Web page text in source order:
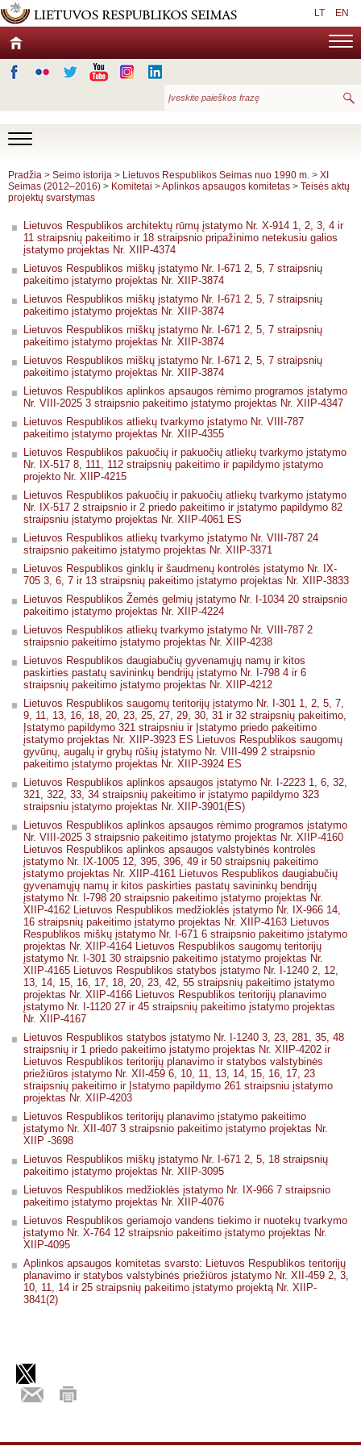
LT EN
Pradžia > Seimo istorija > Lietuvos Respublikos Seimas nuo 1990 m. > XI
Seimas (2012–2016) > Komitetai >Aplinkos apsaugos komitetas > Teisės aktų
projektų svarstymas
Lietuvos Respublikos architektų rūmų įstatymo Nr. X-914 1, 2, 3, 4 ir
11 straipsnių pakeitimo ir 18 straipsnio pripažinimo netekusiu galios
įstatymo projektas Nr. XIIP-4374
Lietuvos Respublikos miškų įstatymo Nr. I-671 2, 5, 7 straipsnių
pakeitimo įstatymo projektas Nr. XIIP-3874
Lietuvos Respublikos miškų įstatymo Nr. I-671 2, 5, 7 straipsnių
pakeitimo įstatymo projektas Nr. XIIP-3874
Lietuvos Respublikos miškų įstatymo Nr. I-671 2, 5, 7 straipsnių
pakeitimo įstatymo projektas Nr. XIIP-3874
Lietuvos Respublikos miškų įstatymo Nr. I-671 2, 5, 7 straipsnių
pakeitimo įstatymo projektas Nr. XIIP-3874
Lietuvos Respublikos aplinkos apsaugos rėmimo programos įstatymo
Nr. VIII-2025 3 straipsnio pakeitimo įstatymo projektas Nr. XIIP-4347
Lietuvos Respublikos atliekų tvarkymo įstatymo Nr. VIII-787
pakeitimo įstatymo projektas Nr. XIIP-4355
Lietuvos Respublikos pakuočių ir pakuočių atliekų tvarkymo įstatymo
Nr. IX-517 8, 111, 112 straipsnių pakeitimo ir papildymo įstatymo
projekto Nr. XIIP-4215
Lietuvos Respublikos pakuočių ir pakuočių atliekų tvarkymo įstatymo
Nr. IX-517 2 straipsnio ir 2 priedo pakeitimo ir įstatymo papildymo 82
straipsniu įstatymo projektas Nr. XIIP-4061 ES
Lietuvos Respublikos atliekų tvarkymo įstatymo Nr. VIII-787 24
straipsnio pakeitimo įstatymo projektas Nr. XIIP-3371
Lietuvos Respublikos ginklų ir šaudmenų kontrolės įstatymo Nr. IX-
705 3, 6, 7 ir 13 straipsnių pakeitimo įstatymo projektas Nr. XIIP-3833
Lietuvos Respublikos Žemės gelmių įstatymo Nr. I-1034 20 straipsnio
pakeitimo įstatymo projektas Nr. XIIP-4224
Lietuvos Respublikos atliekų tvarkymo įstatymo Nr. VIII-787 2
straipsnio pakeitimo įstatymo projektas Nr. XIIP-4238
Lietuvos Respublikos daugiabučių gyvenamųjų namų ir kitos
paskirties pastatų savininkų bendrijų įstatymo Nr. I-798 4 ir 6
straipsnių pakeitimo įstatymo projektas Nr. XIIP-4212
Lietuvos Respublikos saugomų teritorijų įstatymo Nr. I-301 1, 2, 5, 7,
9, 11, 13, 16, 18, 20, 23, 25, 27, 29, 30, 31 ir 32 straipsnių pakeitimo,
Įstatymo papildymo 321 straipsniu ir Įstatymo priedo pakeitimo
įstatymo projektas Nr. XIIP-3923 ES Lietuvos Respublikos saugomų
gyvūnų, augalų ir grybų rūšių įstatymo Nr. VIII-499 2 straipsnio
pakeitimo įstatymo projektas Nr. XIIP-3924 ES
Lietuvos Respublikos aplinkos apsaugos įstatymo Nr. I-2223 1, 6, 32,
321, 322, 33, 34 straipsnių pakeitimo ir įstatymo papildymo 323
straipsniu įstatymo projektas Nr. XIIP-3901(ES)
Lietuvos Respublikos aplinkos apsaugos rėmimo programos įstatymo
Nr. VIII-2025 3 straipsnio pakeitimo įstatymo projektas Nr. XIIP-4160
Lietuvos Respublikos aplinkos apsaugos valstybinės kontrolės
įstatymo Nr. IX-1005 12, 395, 396, 49 ir 50 straipsnių pakeitimo
įstatymo projektas Nr. XIIP-4161 Lietuvos Respublikos daugiabučių
gyvenamųjų namų ir kitos paskirties pastatų savininkų bendrijų
įstatymo Nr. I-798 20 straipsnio pakeitimo įstatymo projektas Nr.
XIIP-4162 Lietuvos Respublikos medžioklės įstatymo Nr. IX-966 14,
16 straipsnių pakeitimo įstatymo projektas Nr. XIIP-4163 Lietuvos
Respublikos miškų įstatymo Nr. I-671 6 straipsnio pakeitimo įstatymo
projektas Nr. XIIP-4164 Lietuvos Respublikos saugomų teritorijų
įstatymo Nr. I-301 30 straipsnio pakeitimo įstatymo projektas Nr.
XIIP-4165 Lietuvos Respublikos statybos įstatymo Nr. I-1240 2, 12,
13, 14, 15, 16, 17, 18, 20, 23, 42, 55 straipsnių pakeitimo įstatymo
projektas Nr. XIIP-4166 Lietuvos Respublikos teritorijų planavimo
įstatymo Nr. I-1120 27 ir 45 straipsnių pakeitimo įstatymo projektas
Nr. XIIP-4167
Lietuvos Respublikos statybos įstatymo Nr. I-1240 3, 23, 281, 35, 48
straipsnių ir 1 priedo pakeitimo įstatymo projektas Nr. XIIP-4202 ir
Lietuvos Respublikos teritorijų planavimo ir statybos valstybinės
priežiūros įstatymo Nr. XII-459 6, 10, 11, 13, 14, 15, 16, 17, 23
straipsnių pakeitimo ir Įstatymo papildymo 261 straipsniu įstatymo
projektas Nr. XIIP-4203
Lietuvos Respublikos teritorijų planavimo įstatymo pakeitimo
įstatymo Nr. XII-407 3 straipsnio pakeitimo įstatymo projektas Nr.
XIIP -3698
Lietuvos Respublikos miškų įstatymo Nr. I-671 2, 5, 18 straipsnių
pakeitimo įstatymo projektas Nr. XIIP-3095
Lietuvos Respublikos medžioklės įstatymo Nr. IX-966 7 straipsnio
pakeitimo įstatymo projektas Nr. XIIP-4076
Lietuvos Respublikos geriamojo vandens tiekimo ir nuotekų tvarkymo
įstatymo Nr. X-764 12 straipsnio pakeitimo įstatymo projektas Nr.
XIIP-4095
Aplinkos apsaugos komitetas svarsto: Lietuvos Respublikos teritorijų
planavimo ir statybos valstybinės priežiūros įstatymo Nr. XII-459 2, 3,
10, 11, 14 ir 25 straipsnių pakeitimo įstatymo projektą Nr. XIIP-
3841(2)